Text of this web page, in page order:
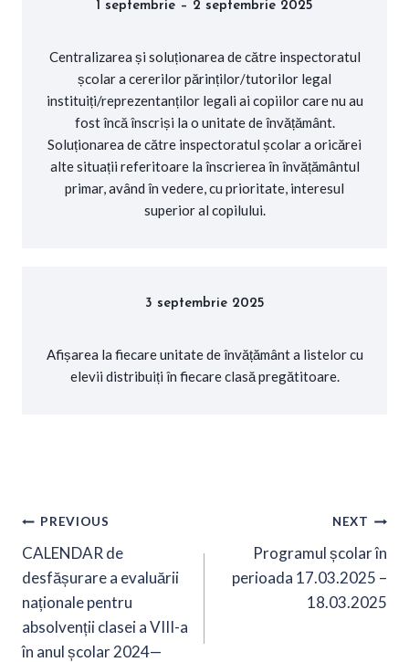
1 septembrie – 2 septembrie 2025
Centralizarea și soluționarea de către inspectoratul
școlar a cererilor părinților/tutorilor legal
instituiți/reprezentanților legali ai copiilor care nu au
fost încă înscriși la o unitate de învățământ.
Soluționarea de către inspectoratul școlar a oricărei
alte situații referitoare la înscrierea în învățământul
primar, având în vedere, cu prioritate, interesul
superior al copilului.
3 septembrie 2025
Afișarea la fiecare unitate de învățământ a listelor cu
elevii distribuiți în fiecare clasă pregătitoare.
Navigare
în
articole
PREVIOUS
CALENDAR de
desfășurare a evaluării
naționale pentru
absolvenții clasei a VIII-a
în anul școlar 2024—
NEXT
Programul școlar în
perioada 17.03.2025 –
18.03.2025